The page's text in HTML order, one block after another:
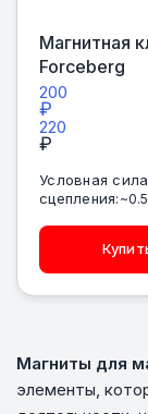
Магнитная
Forceberg
200
₽
220
₽
Условная сила
сцепления:
Магниты для
элементы,